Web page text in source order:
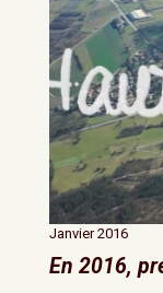
Janvier 2016
En 2016,